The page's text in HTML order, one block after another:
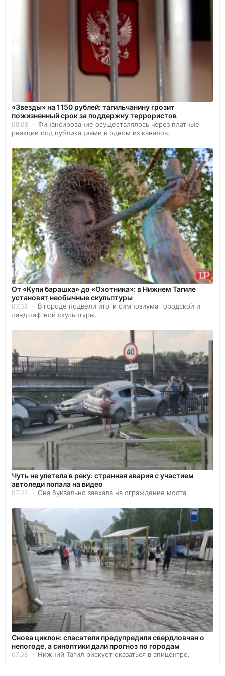
«Звезды» на 1150 рублей: тагильчанину грозит
пожизненный срок за поддержку террористов
08.08
Финансирование осуществлялось через платные
реакции под публикациями в одном из каналов.
От «Купи барашка» до «Охотника»: в Нижнем Тагиле
установят необычные скульптуры
07.08
В городе подвели итоги симпозиума городской и
ландшафтной скульптуры.
Чуть не улетела в реку: странная авария с участием
автоледи попала на видео
07.08 Она буквально заехала на ограждение моста.
Снова циклон: спасатели предупредили свердловчан о
непогоде, а синоптики дали прогноз по городам
07.08 Нижний Тагил рискует оказаться в эпицентре.